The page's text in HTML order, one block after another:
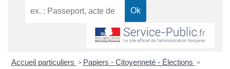
Accueil particuliers > Papiers - Citoyenneté - Élections >